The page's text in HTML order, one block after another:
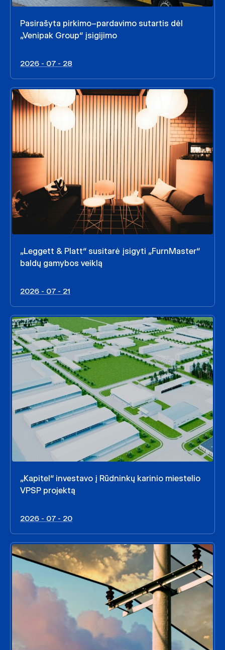
Pasirašyta pirkimo–pardavimo sutartis dėl
„Venipak Group“ įsigijimo
2026 - 07 - 28
„Leggett & Platt“ susitarė įsigyti „FurnMaster“
baldų gamybos veiklą
2026 - 07 - 21
„Kapitel“ investavo į Rūdninkų karinio miestelio
VPSP projektą
2026 - 07 - 20